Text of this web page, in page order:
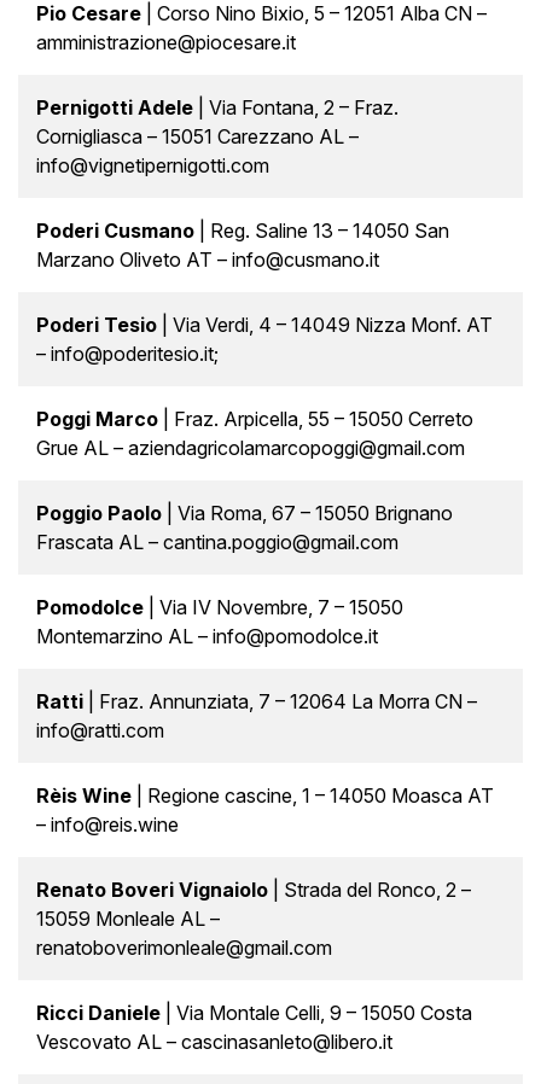
Pio Cesare | Corso Nino Bixio, 5 – 12051 Alba CN –
amministrazione@piocesare.it
Pernigotti Adele | Via Fontana, 2 – Fraz.
Cornigliasca – 15051 Carezzano AL –
info@vignetipernigotti.com
Poderi Cusmano | Reg. Saline 13 – 14050 San
Marzano Oliveto AT – info@cusmano.it
Poderi Tesio | Via Verdi, 4 – 14049 Nizza Monf. AT
– info@poderitesio.it;
Poggi Marco | Fraz. Arpicella, 55 – 15050 Cerreto
Grue AL – aziendagricolamarcopoggi@gmail.com
Poggio Paolo | Via Roma, 67 – 15050 Brignano
Frascata AL – cantina.poggio@gmail.com
Pomodolce | Via IV Novembre, 7 – 15050
Montemarzino AL – info@pomodolce.it
Ratti | Fraz. Annunziata, 7 – 12064 La Morra CN –
info@ratti.com
Rèis Wine | Regione cascine, 1 – 14050 Moasca AT
– info@reis.wine
Renato Boveri Vignaiolo | Strada del Ronco, 2 –
15059 Monleale AL –
renatoboverimonleale@gmail.com
Ricci Daniele | Via Montale Celli, 9 – 15050 Costa
Vescovato AL – cascinasanleto@libero.it